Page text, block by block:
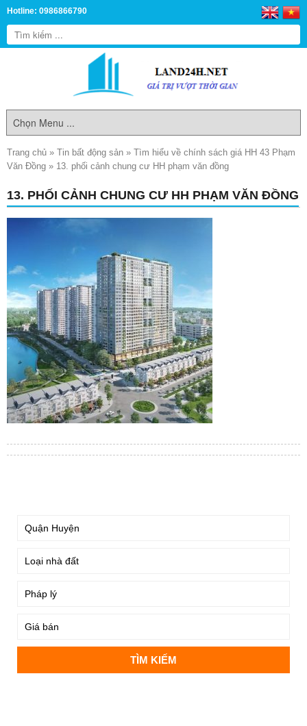
Hotline: 0986866790
Trang chủ » Tin bất động sản » Tìm hiểu về chính sách giá HH 43 Phạm
Văn Đồng » 13. phối cảnh chung cư HH phạm văn đồng
13. PHỐI CẢNH CHUNG CƯ HH PHẠM VĂN ĐỒNG